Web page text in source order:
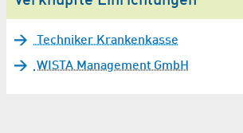
Techniker Krankenkasse
WISTA Management GmbH